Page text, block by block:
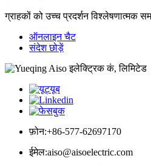
ग्राहकों को उच्च प्रदर्शन विश्लेषणात्मक
ऑनलाइन चैट
संदेश छोड़ें
फ़ोन:+86-577-62697170
ईमेल:aiso@aisoelectric.com